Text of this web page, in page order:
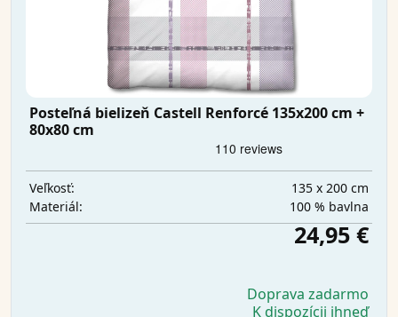
Posteľná bielizeň Castell Renforcé 135x200 cm +
80x80 cm
Veľkosť:
135 x 200 cm
Materiál:
100 % bavlna
24,95 €
Doprava zadarmo
K dispozícii ihneď